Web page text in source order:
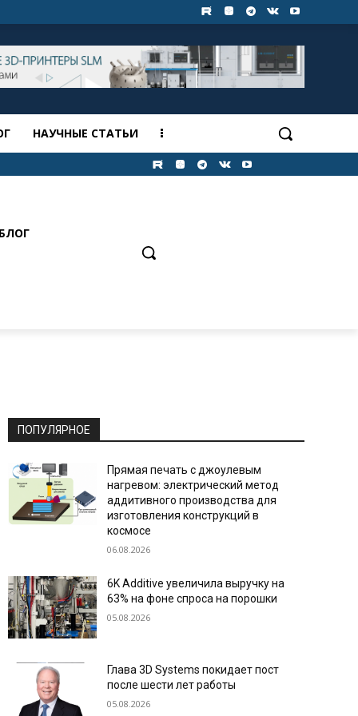
НАУЧНЫЕ СТАТЬИ
ПОПУЛЯРНОЕ
Прямая печать с джоулевым
нагревом: электрический метод
аддитивного производства для
изготовления конструкций в
космосе
06.08.2026
6K Additive увеличила выручку на
63% на фоне спроса на порошки
05.08.2026
Глава 3D Systems покидает пост
после шести лет работы
05.08.2026